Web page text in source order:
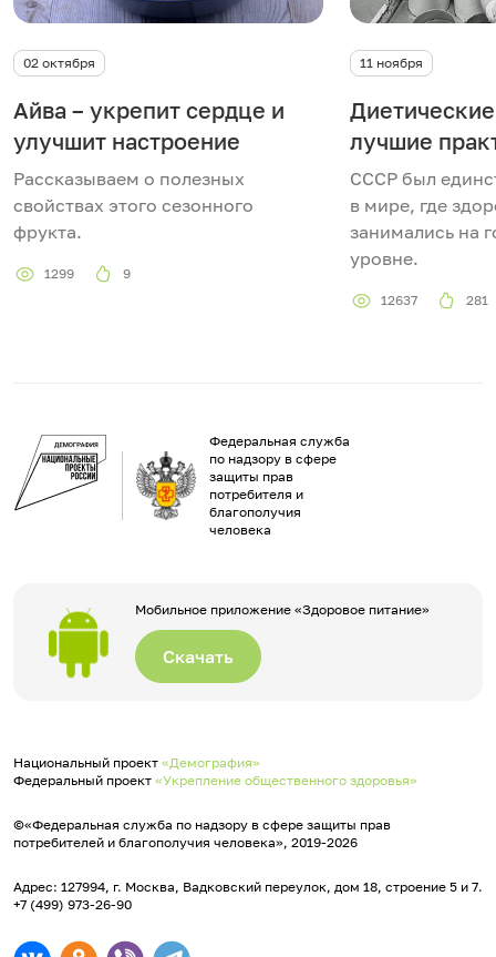
02 октября
Айва – укрепит сердце и
улучшит настроение
Рассказываем о полезных
свойствах этого сезонного
фрукта.
1299 9
11 ноября
лучшие
СССР был
в мире, где
занимались на
уровне.
12637 281
Федеральная служба
по надзору в сфере
защиты прав
потребителя и
благополучия
человека
Мобильное приложение «Здоровое питание»
Скачать
Национальный проект «Демография»
Федеральный проект «Укрепление общественного здоровья»
©«Федеральная служба по надзору в сфере защиты прав
потребителей и благополучия человека», 2019-2026
Адрес: 127994, г. Москва, Вадковский переулок, дом 18, строение 5 и 7.
+7 (499) 973-26-90